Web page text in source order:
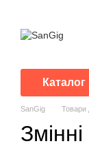
Каталог
SanGig Товари